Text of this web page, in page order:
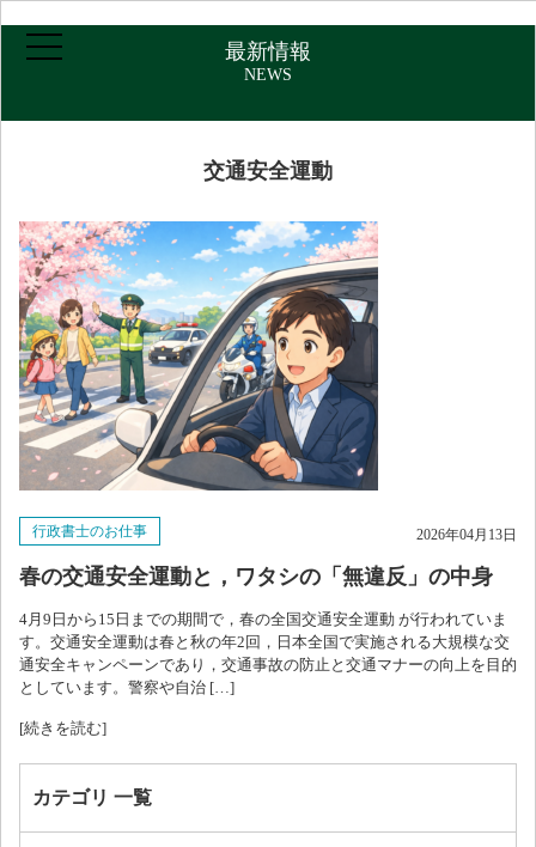
ホーム
ご挨拶・プロフィール
取扱業務
報酬について
アクセス
ブログ
最新情報
NEWS
交通安全運動
行政書士のお仕事 2026年04月13日
春の交通安全運動と，ワタシの「無違反」の中身
4月9日から15日までの期間で，春の全国交通安全運動 が行われていま
す。交通安全運動は春と秋の年2回，日本全国で実施される大規模な交
通安全キャンペーンであり，交通事故の防止と交通マナーの向上を目的
としています。警察や自治 […]
[続きを読む]
カテゴリ 一覧